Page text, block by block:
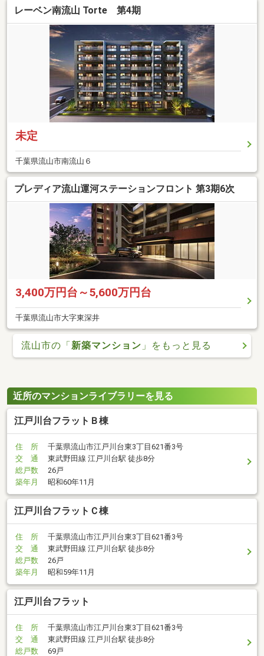
レーベン南流山 Torte 第4期
未定
千葉県流山市南流山６
プレディア流山運河ステーションフロント 第3期6次
3,400万円台～5,600万円台
千葉県流山市大字東深井
流山市の「新築マンション 」をもっと見る
近所のマンションライブラリーを見る
江戸川台フラットＢ棟
住 所
千葉県流山市江戸川台東3丁目621番3号
交 通
東武野田線 江戸川台駅 徒歩8分
総戸数
26戸
築年月
昭和60年11月
江戸川台フラットＣ棟
住 所
千葉県流山市江戸川台東3丁目621番3号
交 通
東武野田線 江戸川台駅 徒歩8分
総戸数
26戸
築年月
昭和59年11月
江戸川台フラット
住 所
千葉県流山市江戸川台東3丁目621番3号
交 通
東武野田線 江戸川台駅 徒歩8分
総戸数
69戸